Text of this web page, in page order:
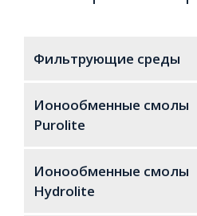
Фильтрующие среды
Ионообменные смолы
Purolite
Ионообменные смолы
Hydrolite